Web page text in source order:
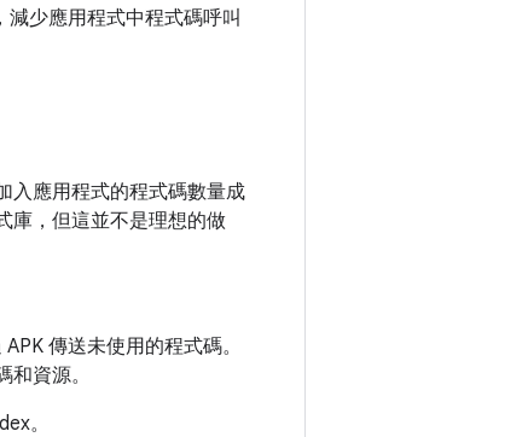
少應用程式中程式碼呼叫
入應用程式的程式碼數量成
庫，但這並不是理想的做
傳送未使用的程式碼。
資源。
。